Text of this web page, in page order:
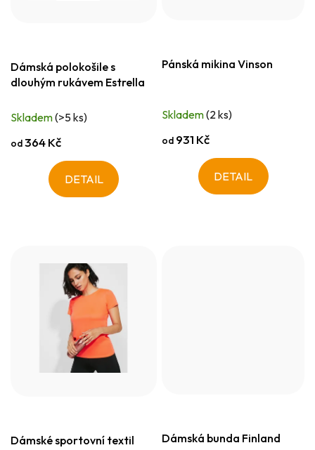
Dámská polokošile s
dlouhým rukávem Estrella
Skladem(>5 ks)
od364 Kč
DETAIL
Pánská mikina Vinson
Skladem(2 ks)
od 931 Kč
DETAIL
Dámské sportovní textil
Dámská bunda Finland